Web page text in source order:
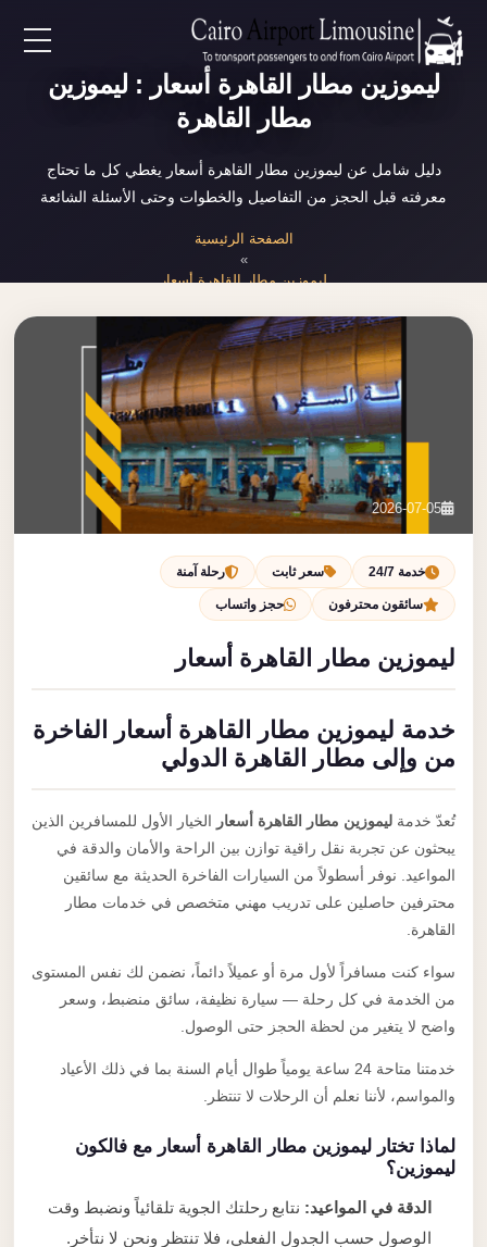
EN
AR
خدمات المطار
نحن
بنا
احجز الآن
ليموزين مطار القاهرة أسعار : ليموزين
مطار القاهرة
دليل شامل عن ليموزين مطار القاهرة أسعار يغطي كل ما تحتاج
معرفته قبل الحجز من التفاصيل والخطوات وحتى الأسئلة الشائعة
الصفحة الرئيسية
ليموزين مطار القاهرة أسعار
2026-07-05
خدمة 24/7 سعر ثابت رحلة آمنة
سائقون محترفون حجز واتساب
ليموزين مطار القاهرة أسعار
خدمة ليموزين مطار القاهرة أسعار الفاخرة
من وإلى مطار القاهرة الدولي
تُعدّ خدمةليموزين مطار القاهرة أسعارالخيار الأول للمسافرين الذين
يبحثون عن تجربة نقل راقية توازن بين الراحة والأمان والدقة في
المواعيد. نوفر أسطولاً من السيارات الفاخرة الحديثة مع سائقين
محترفين حاصلين على تدريب مهني متخصص في خدمات مطار
القاهرة.
سواء كنت مسافراً لأول مرة أو عميلاً دائماً، نضمن لك نفس المستوى
من الخدمة في كل رحلة — سيارة نظيفة، سائق منضبط، وسعر
واضح لا يتغير من لحظة الحجز حتى الوصول.
خدمتنا متاحة 24 ساعة يومياً طوال أيام السنة بما في ذلك الأعياد
والمواسم، لأننا نعلم أن الرحلات لا تنتظر.
لماذا تختار ليموزين مطار القاهرة أسعار مع فالكون
ليموزين؟
الدقة في المواعيد:نتابع رحلتك الجوية تلقائياً ونضبط وقت
الوصول حسب الجدول الفعلي، فلا تنتظر ونحن لا نتأخر.